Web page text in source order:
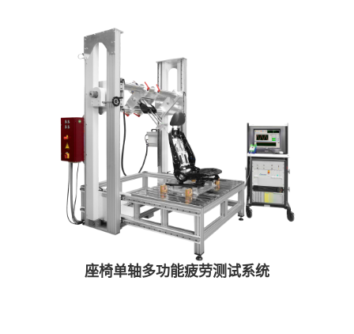
座椅单轴多功能疲劳测试系统